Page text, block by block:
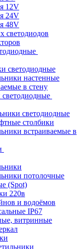
12V
24V
48V
светодиодов
светодиодные
настенные
в стену
светодиодные
столбики
встраиваемые в
потолочные
(Spot)
220в
и водоёмов
IP67
витринные